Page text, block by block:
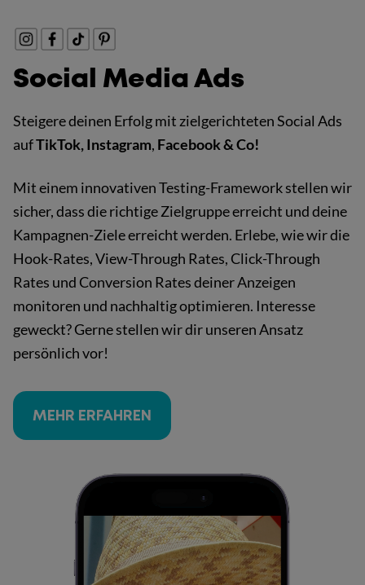
Social Media Ads
Steigere deinen Erfolg mit zielgerichteten Social Ads
aufTikTok, Instagram, Facebook & Co!
Mit einem innovativen Testing-Framework stellen wir
sicher, dass die richtige Zielgruppe erreicht und deine
Kampagnen-Ziele erreicht werden. Erlebe, wie wir die
Hook-Rates, View-Through Rates, Click-Through
Rates und Conversion Rates deiner Anzeigen
monitoren und nachhaltig optimieren. Interesse
geweckt? Gerne stellen wir dir unseren Ansatz
persönlich vor!
MEHR ERFAHREN